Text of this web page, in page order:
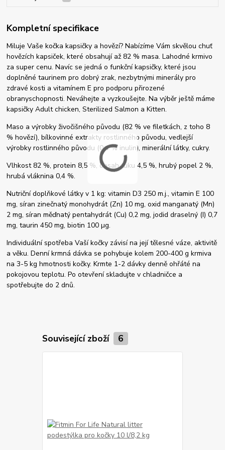
Kompletní specifikace
Miluje Vaše kočka kapsičky a hovězí? Nabízíme Vám skvělou chuť
hovězích kapsiček, které obsahují až 82 % masa. Lahodné krmivo
za super cenu. Navíc se jedná o funkční kapsičky, které jsou
doplněné taurinem pro dobrý zrak, nezbytnými minerály pro
zdravé kosti a vitamínem E pro podporu přirozené
obranyschopnosti. Neváhejte a vyzkoušejte. Na výběr ještě máme
kapsičky Adult chicken, Sterilized Salmon a Kitten.
Maso a výrobky živočišného původu (82 % ve filetkách, z toho 8
% hovězí), bílkovinné extrakty rostlinného původu, vedlejší
výrobky rostlinného původu (0,4 % inulin), minerální látky, cukry.
Vlhkost 82 %, protein 8,5 %, obsah tuku 4,5 %, hrubý popel 2 %,
hrubá vláknina 0,4 %.
Nutriční doplňkové látky v 1 kg: vitamin D3 250 m.j., vitamin E 100
mg, síran zinečnatý monohydrát (Zn) 10 mg, oxid manganatý (Mn)
2 mg, síran měďnatý pentahydrát (Cu) 0,2 mg, jodid draselný (I) 0,7
mg, taurin 450 mg, biotin 100 µg.
Individuální spotřeba Vaší kočky závisí na její tělesné váze, aktivitě
a věku. Denní krmná dávka se pohybuje kolem 200-400 g krmiva
na 3-5 kg hmotnosti kočky. Krmte 1-2 dávky denně ohřáté na
pokojovou teplotu. Po otevření skladujte v chladničce a
spotřebujte do 2 dnů.
Související zboží 6